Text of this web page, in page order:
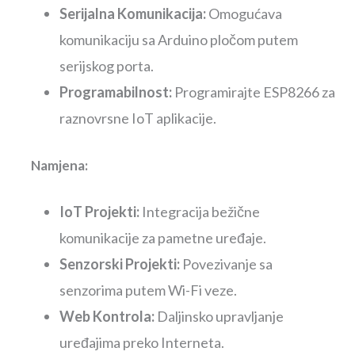
Serijalna Komunikacija:Omogućava
komunikaciju sa Arduino pločom putem
serijskog porta.
Programabilnost: Programirajte ESP8266 za
raznovrsne IoT aplikacije.
Namjena:
IoT Projekti: Integracija bežične
komunikacije za pametne uređaje.
Senzorski Projekti: Povezivanje sa
senzorima putem Wi-Fi veze.
Web Kontrola: Daljinsko upravljanje
uređajima preko Interneta.